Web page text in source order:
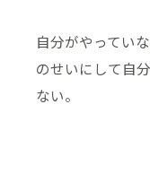
自分がやってい
のせいにして自
ない。